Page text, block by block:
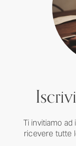
Ti invitiamo
ricevere tutte